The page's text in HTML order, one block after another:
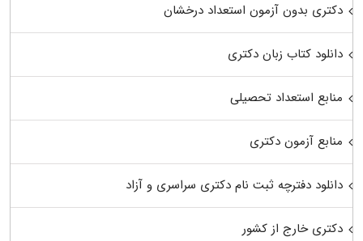
دکتری بدون آزمون استعداد درخشان
دانلود کتاب زبان دکتری
منابع استعداد تحصیلی
منابع آزمون دکتری
دانلود دفترچه ثبت نام دکتری سراسری و آزاد
دکتری خارج از کشور